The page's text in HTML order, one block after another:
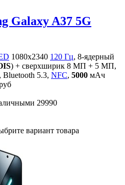
Galaxy A37 5G
1080x2340 120 Гц, 8-ядерный
) + сверхширик 8 МП + 5 МП,
5.3, NFC, 5000 мАч
29990
вариант товара